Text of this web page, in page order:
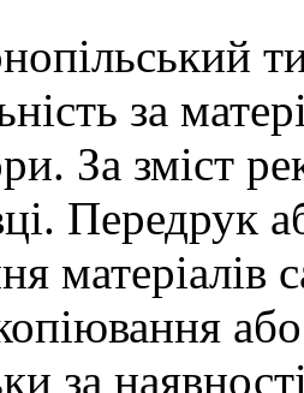
за
За зміст
Передрук
матеріалів
за